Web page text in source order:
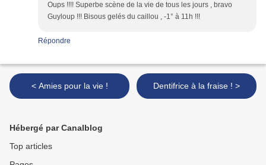
Oups !!!! Superbe scène de la vie de tous les jours , bravo
Guyloup !!! Bisous gelés du caillou , -1° à 11h !!!
Répondre
< Amies pour la vie ! Dentifrice à la fraise ! >
Hébergé par Canalblog
Top articles